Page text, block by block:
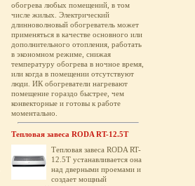
обогрева любых помещений, в том
числе жилых. Электрический
длинноволновый обогреватель может
применяться в качестве основного или
дополнительного отопления, работать
в экономном режиме, снижая
температуру обогрева в ночное время,
или когда в помещении отсутствуют
люди. ИК обогреватели нагревают
помещение гораздо быстрее, чем
конвекторные и готовы к работе
моментально.
Тепловая завеса RODA RT-12.5T
Тепловая завеса RODA RT-
12.5T устанавливается она
над дверными проемами и
создает мощный